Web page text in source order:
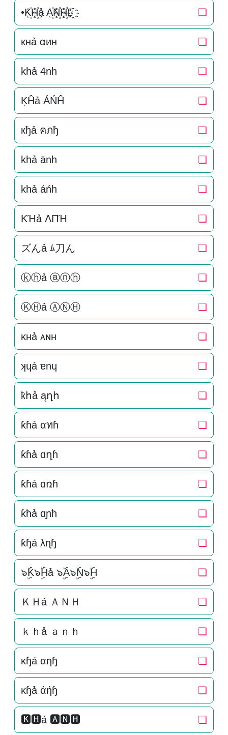
•K꙰H꙰꙰ả A꙰N꙰꙰H꙰꙰✿҈ ❏
кнả αин ❏
khả 4nh ❏
ĶĤả ÁŃĤ ❏
кђả คภђ ❏
khả änh ❏
khả áńh ❏
KΉả ΛПΉ ❏
ズんả ﾑ刀ん ❏
ⓚⓗả ⓐⓝⓗ ❏
ⓀⒽả ⒶⓃⒽ ❏
κнả ᴀɴн ❏
ʞɥả ɐnɥ ❏
ҟհả ąղհ ❏
ƙɦả αทɦ ❏
ƙɦả ɑղɦ ❏
ƙɦả ɑռɦ ❏
ƙħả ɑɲħ ❏
ƙɧả λɳɧ ❏
๖ۣۜK๖ۣۜHả ๖ۣۜA๖ۣۜN๖ۣۜH ❏
ＫＨả ＡＮＨ ❏
ｋｈả ａｎｈ ❏
κɧả αηɧ ❏
κɧả άήɧ ❏
🅺🅷ả 🅰🅽🅷 ❏